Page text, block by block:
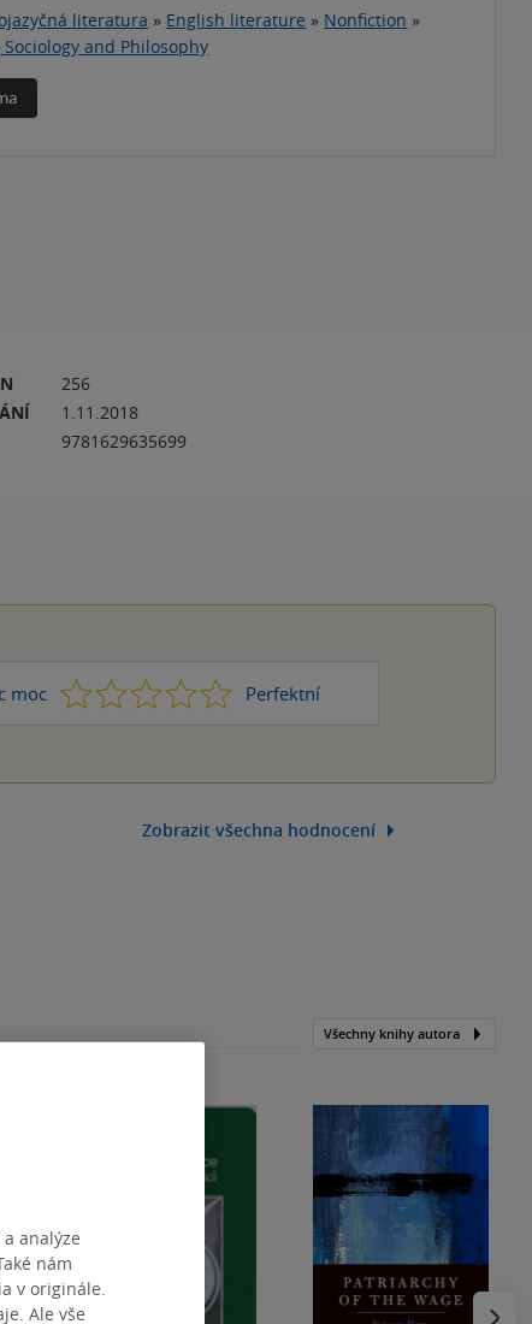
literatura » English literature » Nonfiction »
Sociology and Philosophy
256
1.11.2018
9781629635699
moc 1 2 3 4 Perfektní
5
Zobrazit všechna hodnocení
Všechny knihy autora
analýze
nám
v originále.
Ale vše